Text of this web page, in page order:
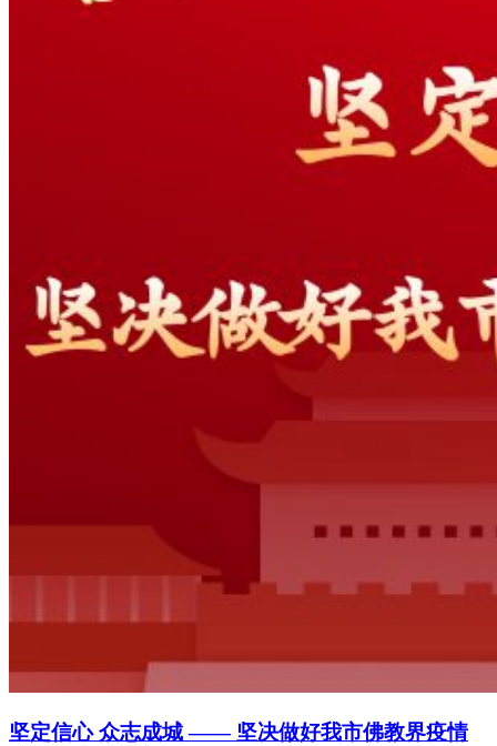
坚定信心 众志成城 —— 坚决做好我市佛教界疫情